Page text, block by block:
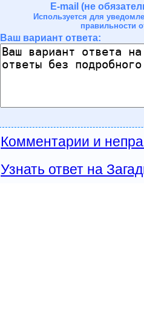
E-mail (не
Используется для
правильности
Ваш вариант ответа:
Комментарии и
Узнать ответ на